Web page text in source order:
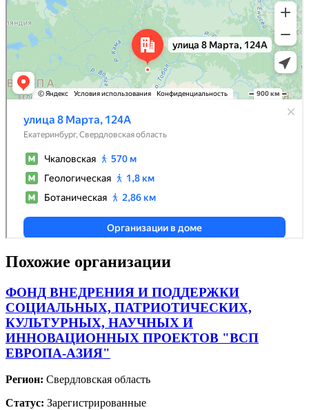
Похожие организации
ФОНД ВНЕДРЕНИЯ И ПОДДЕРЖКИ
СОЦИАЛЬНЫХ, ПАТРИОТИЧЕСКИХ,
КУЛЬТУРНЫХ, НАУЧНЫХ И
ИННОВАЦИОННЫХ ПРОЕКТОВ "ВСП
ЕВРОПА-АЗИЯ"
Регион: Свердловская область
Статус: Зарегистрированные